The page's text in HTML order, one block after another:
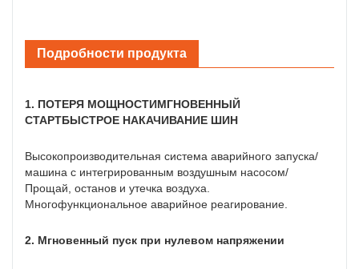
Подробности продукта
1. ПОТЕРЯ МОЩНОСТИМГНОВЕННЫЙ
СТАРТБЫСТРОЕ НАКАЧИВАНИЕ ШИН
Высокопроизводительная система аварийного запуска/
машина с интегрированным воздушным насосом/
Прощай, останов и утечка воздуха.
Многофункциональное аварийное реагирование.
2. Мгновенный пуск при нулевом напряжении